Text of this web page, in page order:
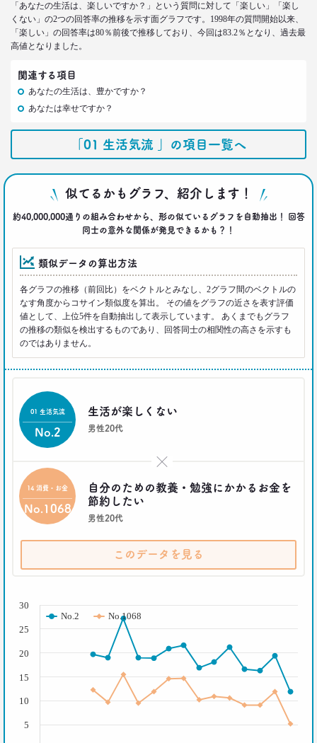
2021.08.12
「40代おじさん」の妻は幸せか？
夫婦間ギャップに見る危機
生活総研 上席研究員/コピーライター
Z世代とシニア、上司と部下の板挟みで、40代おじ
さんは右往左往？
–日経クロストレンド 連載⑫–
生活総研 上席研究員/コピーライター
前沢 裕文
2021.07.06
–日経クロストレンド 連載⑪–
前沢 裕文
2021.05.31
40代おじさんの生き様は「30点」？
精神科医による処方箋
–日経クロストレンド 連載⑩–
前沢 裕文
2021.05.31
40代おじさんの意識を精神科医が分析 悲しい性を
–日経クロストレンド 連載⑨–
生活総研 上席研究員/コピーライター
前沢 裕文
コロナで｢占いを信じる｣20代女性が増える理由―調
査とインタビューで判明した大きな変化
2021.04.19
40代おじさんに黄信号 「男女平等感」が世の中と
ズレている!?
–日経クロストレンド 連載⑧–
生活総研 上席研究員/コピーライター
「あなたの生活は、楽しいですか？」という質問に対して「楽しい」「楽し
くない」の2つの回答率の推移を示す面グラフです。1998年の質問開始以来、
「楽しい」の回答率は80％前後で推移しており、今回は83.2％となり、過去最
高値となりました。
関連する項目
あなたの生活は、豊かですか？
あなたは幸せですか？
「01 生活気流 」の項目一覧へ
似てるかもグラフ、紹介します！
約40,000,000通りの組み合わせから、形の似ているグラフを自動抽出！ 回答
同士の意外な関係が発見できるかも？！
類似データの算出方法
各グラフの推移（前回比）をベクトルとみなし、2グラフ間のベクトルの
なす角度からコサイン類似度を算出。 その値をグラフの近さを表す評価
値として、上位5件を自動抽出して表示しています。 あくまでもグラフ
の推移の類似を検出するものであり、回答同士の相関性の高さを示すも
のではありません。
生活が楽しくない
男性20代
01 生活気流
No.2
自分のための教養・勉強にかかるお金を
節約したい
男性20代
14 消費・お金
No.1068
このデータを見る
No.2 No.1068
10
20
5
15
25
30